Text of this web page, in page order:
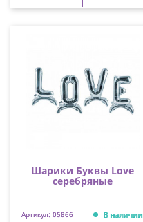
Шарики Буквы Love
серебряные
Артикул: 05866 В наличии